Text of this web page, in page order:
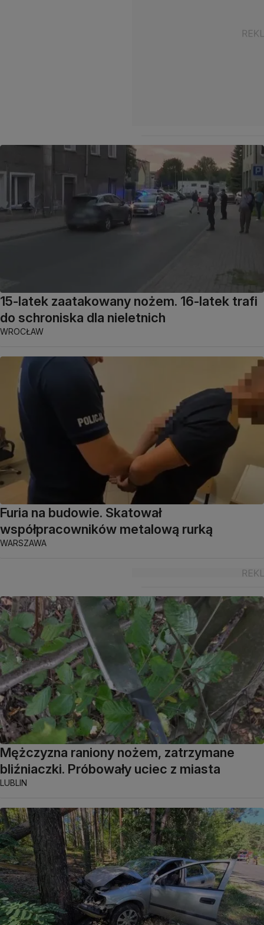
15-latek zaatakowany nożem. 16-latek trafi
do schroniska dla nieletnich
WROCŁAW
Furia na budowie. Skatował
współpracowników metalową rurką
WARSZAWA
Mężczyzna raniony nożem, zatrzymane
bliźniaczki. Próbowały uciec z miasta
LUBLIN